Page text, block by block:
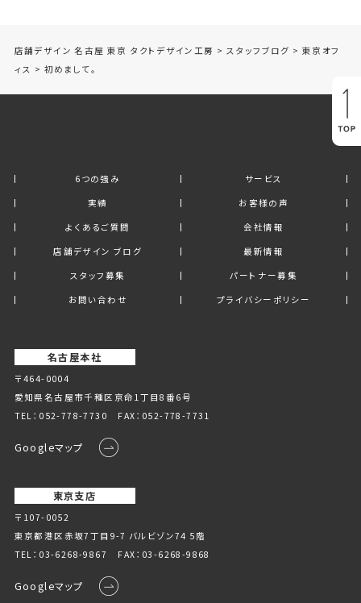
店舗デザイン 名古屋 東京 タクトデザイン工房 > スタッフブログ > 東京オフ
ィス > 初めまして。
6つの強み
サービス
実績
お客様の声
よくあるご質問
会社情報
店舗デザイン ブログ
最新情報
スタッフ募集
パートナー募集
お問い合わせ
プライバシーポリシー
名古屋本社
〒464-0004
愛知県名古屋市千種区京命1丁⽬8番6号
TEL： 052-778-7730 FAX：052-778-7731
Googleマップ
東京支店
〒107-0052
東京都港区赤坂7丁目9-7 バルビゾン74 5階
TEL： 03-6268-9867 FAX：03-6268-9868
Googleマップ